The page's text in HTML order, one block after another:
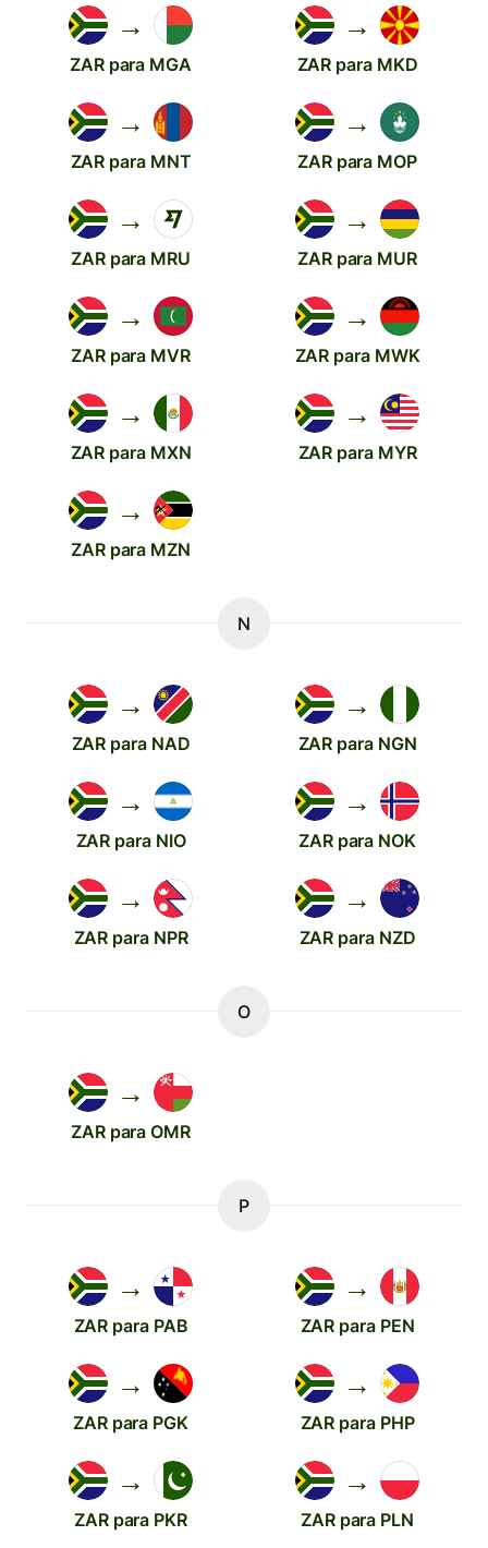
→
ZAR para MGA
→
ZAR para MKD
→
ZAR para MNT
→
ZAR para MOP
→
ZAR para MRU
→
ZAR para MUR
→
ZAR para MVR
→
ZAR para MWK
→
ZAR para MXN
→
ZAR para MYR
→
ZAR para MZN
N
→
ZAR para NAD
→
ZAR para NGN
→
ZAR para NIO
→
ZAR para NOK
→
ZAR para NPR
→
ZAR para NZD
O
→
ZAR para OMR
P
→
ZAR para PAB
→
ZAR para PEN
→
ZAR para PGK
→
ZAR para PHP
→
ZAR para PKR
→
ZAR para PLN